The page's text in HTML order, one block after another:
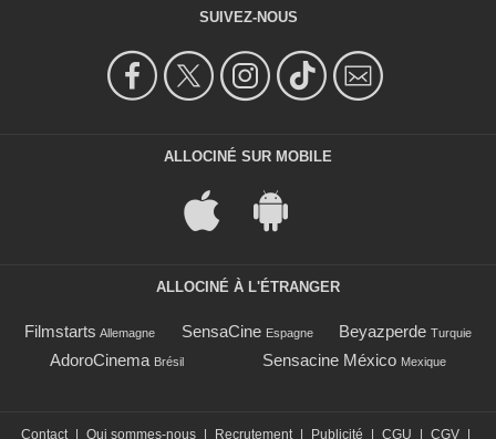
SUIVEZ-NOUS
ALLOCINÉ SUR MOBILE
ALLOCINÉ À L'ÉTRANGER
Filmstarts Allemagne SensaCine Espagne Beyazperde Turquie
AdoroCinema Brésil Sensacine México Mexique
Contact Qui sommes-nous Recrutement Publicité CGU CGV